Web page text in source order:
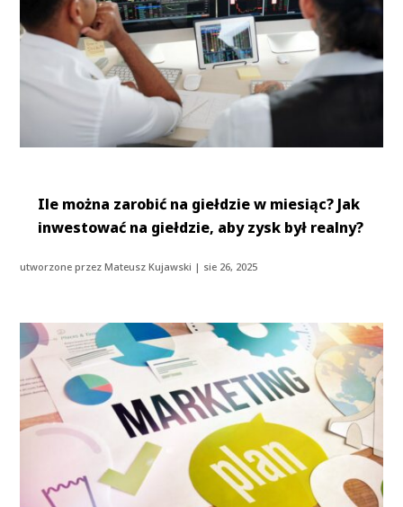
Ile można zarobić na giełdzie w miesiąc? Jak
inwestować na giełdzie, aby zysk był realny?
utworzone przezMateusz Kujawski | sie 26, 2025